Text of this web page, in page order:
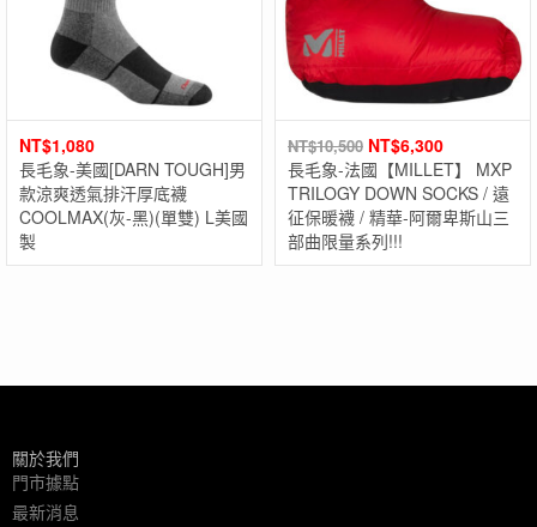
NT$1,080
長毛象-美國[DARN TOUGH]男
款涼爽透氣排汗厚底襪
COOLMAX(灰-黑)(單雙) L美國
製
NT$10,500 NT$6,300
長毛象-法國【MILLET】 MXP
TRILOGY DOWN SOCKS / 遠
征保暖襪 / 精華-阿爾卑斯山三
部曲限量系列!!!
關於我們
門市據點
最新消息